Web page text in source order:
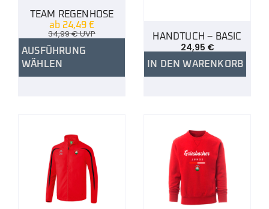
TEAM REGENHOSE
ab 24,49 €
34,99€UVP
AUSFÜHRUNG
WÄHLEN
HANDTUCH – BASIC
24,95 €
IN DEN WARENKORB